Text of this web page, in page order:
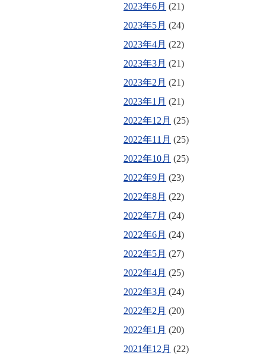
2023年6月 (21)
2023年5月 (24)
2023年4月 (22)
2023年3月 (21)
2023年2月 (21)
2023年1月 (21)
2022年12月 (25)
2022年11月 (25)
2022年10月 (25)
2022年9月 (23)
2022年8月 (22)
2022年7月 (24)
2022年6月 (24)
2022年5月 (27)
2022年4月 (25)
2022年3月 (24)
2022年2月 (20)
2022年1月 (20)
2021年12月 (22)